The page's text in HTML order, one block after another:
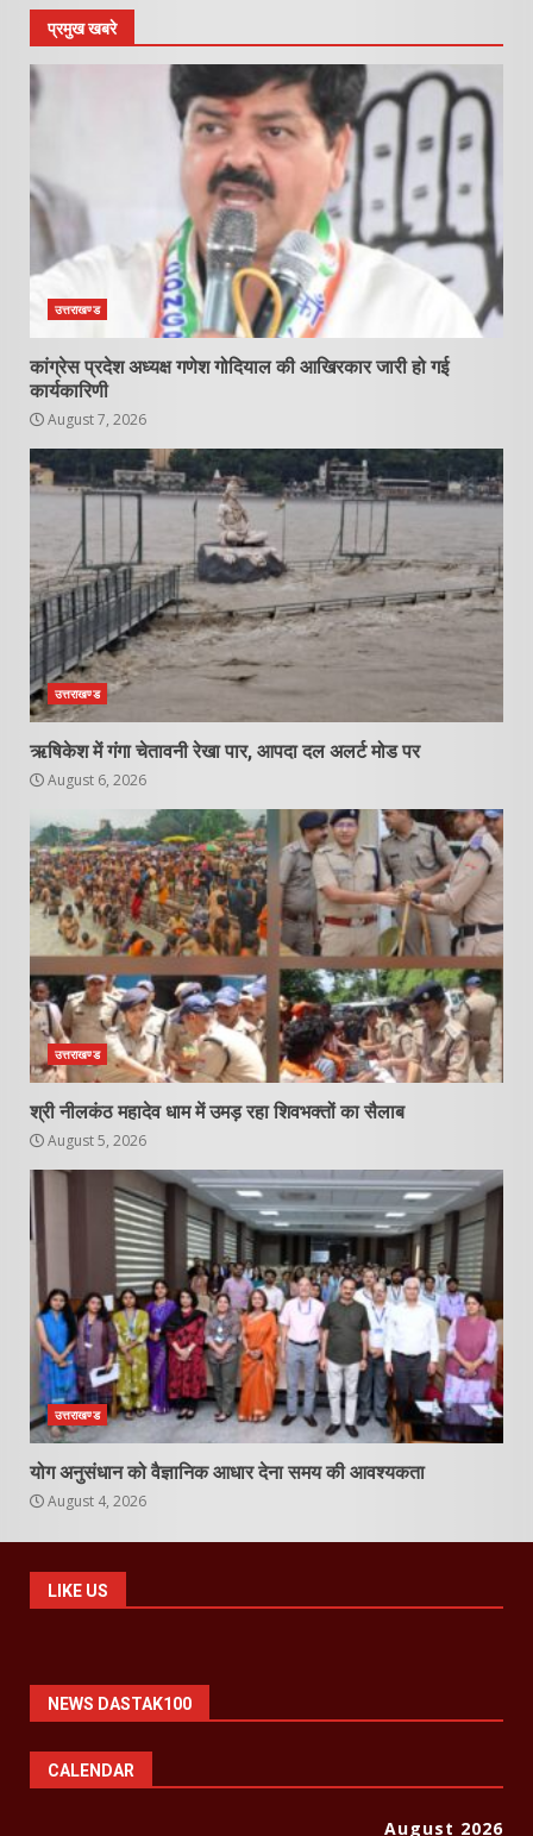
प्रमुख खबरे
उत्तराखण्ड
कांग्रेस प्रदेश अध्यक्ष गणेश गोदियाल की आखिरकार जारी हो गई
कार्यकारिणी
August 7, 2026
उत्तराखण्ड
ऋषिकेश में गंगा चेतावनी रेखा पार, आपदा दल अलर्ट मोड पर
August 6, 2026
उत्तराखण्ड
श्री नीलकंठ महादेव धाम में उमड़ रहा शिवभक्तों का सैलाब
August 5, 2026
उत्तराखण्ड
योग अनुसंधान को वैज्ञानिक आधार देना समय की आवश्यकता
August 4, 2026
LIKE US
NEWS DASTAK100
CALENDAR
August 2026